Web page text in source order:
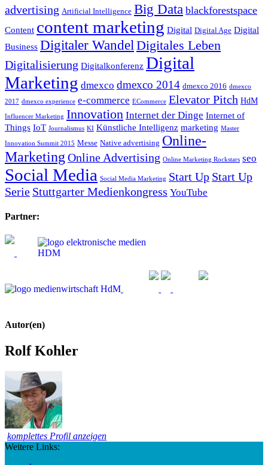
advertising Artificial Intelligence Big Data blackforestspace
Content content marketing Digital Digital Age Digital
Business Digitaler Wandel Digitales Leben
Digitalisierung Digitalkonferenz Digital
Marketing dmexco dmexco 2014 dmexco 2016 dmexco
2017 dmexco experience e-commerce ECommerce Elevator Pitch HdM
Influencer Marketing Innovation Internet der Dinge Internet of
Things IoT Journalismus KI Künstliche Intelligenz marketing Master
Innovation Summit 2015 Messe Native advertising Online-
Marketing Online Advertising Online Marketing Rockstars seo
Social Media Social Media Marketing Start Up Start Up
Serie Stuttgarter Medienkongress YouTube
Partner:
Autor(en)
Rolf Kohler
komplettes Profil anzeigen
Weitere Links: